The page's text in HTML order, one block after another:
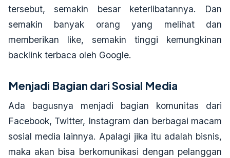
tersebut, semakin besar keterlibatannya. Dan
semakin banyak orang yang melihat dan
memberikan like, semakin tinggi kemungkinan
backlink terbaca oleh Google.
Menjadi Bagian dari Sosial Media
Ada bagusnya menjadi bagian komunitas dari
Facebook, Twitter, Instagram dan berbagai macam
sosial media lainnya. Apalagi jika itu adalah bisnis,
maka akan bisa berkomunikasi dengan pelanggan